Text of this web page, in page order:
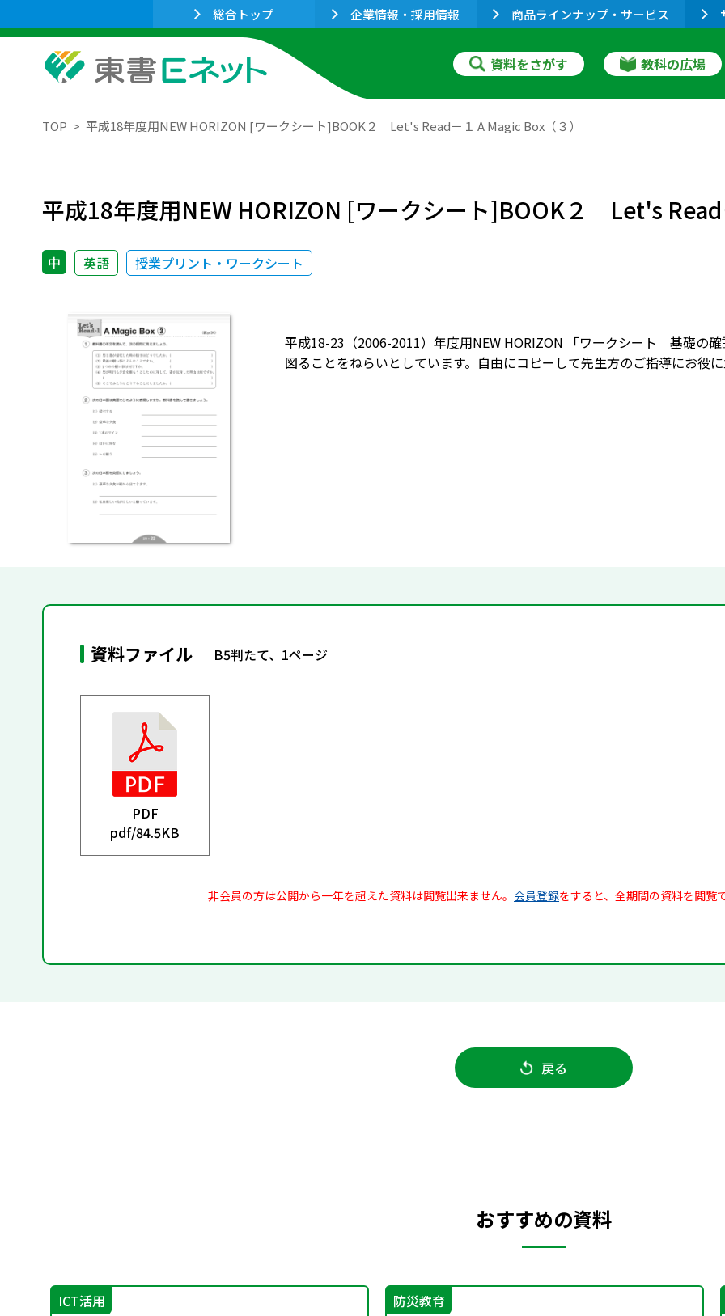
総合トップ 企業情報・採用情報 商品ラインナップ・サービス
資料をさがす 教科の広場
TOP 平成18年度用NEW HORIZON [ワークシート]BOOK２ Let's Read－１ A Magic Box（３）
平成18年度用NEW HORIZON [ワークシート]BOOK２ Let's Read
中 英語 授業プリント・ワークシート
平成18-23（2006-2011）年度用NEW HORIZON 「ワークシート 基礎の
図ることをねらいとしています。自由にコピーして先生方のご指導にお役に
資料ファイル B5判たて、1ページ
PDF
pdf/84.5KB
非会員の方は公開から一年を超えた資料は閲覧出来ません。 会員登録をすると、全期間の資料を閲覧
戻る
おすすめの資料
ICT活用
防災教育